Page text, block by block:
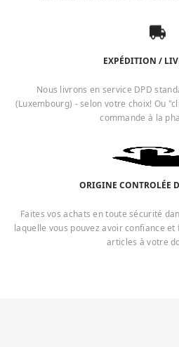
EXPÉDITION /
Nous livrons en service DPD
(Luxembourg) - selon votre choix! Ou
commande à la
ORIGINE CONTROLÉE
Faites vos achats en toute sécurité
laquelle vous pouvez avoir confiance
articles à votre